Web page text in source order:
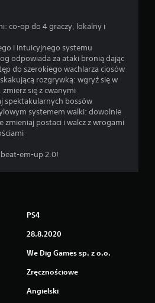
co-op do 4 graczy, lokalny i
i intuicyjnego systemu
odpowiada za ataki bronią dając
do szerokiego wachlarza ciosów
rozgrywką: wgryź się w
się z cwanymi
spektakularnych bossów
systemem walki: dowolnie
zmieniaj postaci i walcz z wrogami
em-up 2.0!
PS4
28.8.2020
We Dig Games sp. z o.o.
Zręcznościowe
Angielski